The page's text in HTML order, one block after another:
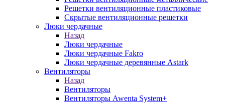
Решетки вентиляционные пластиковые
Скрытые вентиляционные решетки
Люки чердачные
Назад
Люки чердачные
Люки чердачные Fakro
Люки чердачные деревянные Astark
Вентиляторы
Назад
Вентиляторы
Вентиляторы Awenta System+